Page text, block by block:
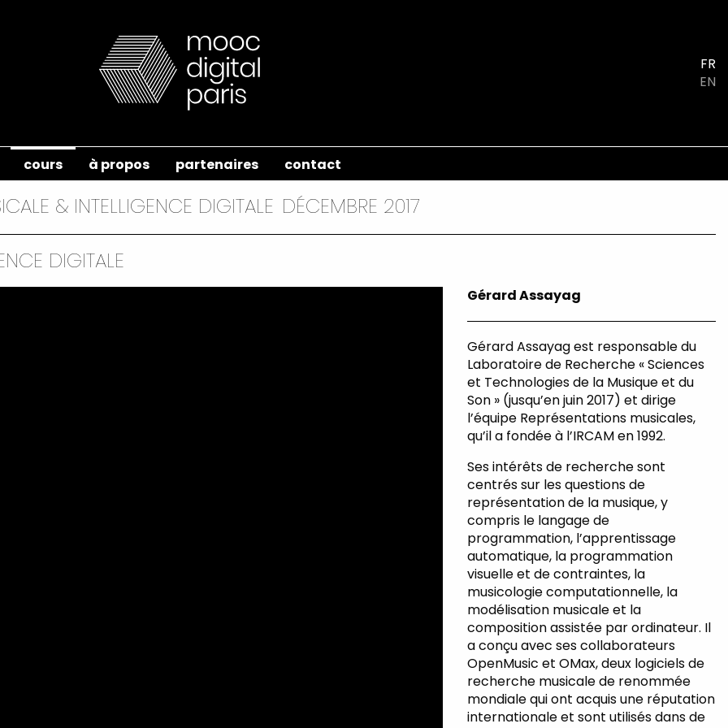
FR
EN
cours à propos partenaires contact
& INTELLIGENCE DIGITALE DÉCEMBRE 2017
DIGITALE
Gérard Assayag
Gérard Assayag est responsable du
Laboratoire de Recherche « Sciences
et Technologies de la Musique et du
Son » (jusqu’en juin 2017) et dirige
l’équipe Représentations musicales,
qu’il a fondée à l’IRCAM en 1992.
Ses intérêts de recherche sont
centrés sur les questions de
représentation de la musique, y
compris le langage de
programmation, l’apprentissage
automatique, la programmation
visuelle et de contraintes, la
musicologie computationnelle, la
modélisation musicale et la
composition assistée par ordinateur. Il
a conçu avec ses collaborateurs
OpenMusic et OMax, deux logiciels de
recherche musicale de renommée
mondiale qui ont acquis une réputation
internationale et sont utilisés dans de